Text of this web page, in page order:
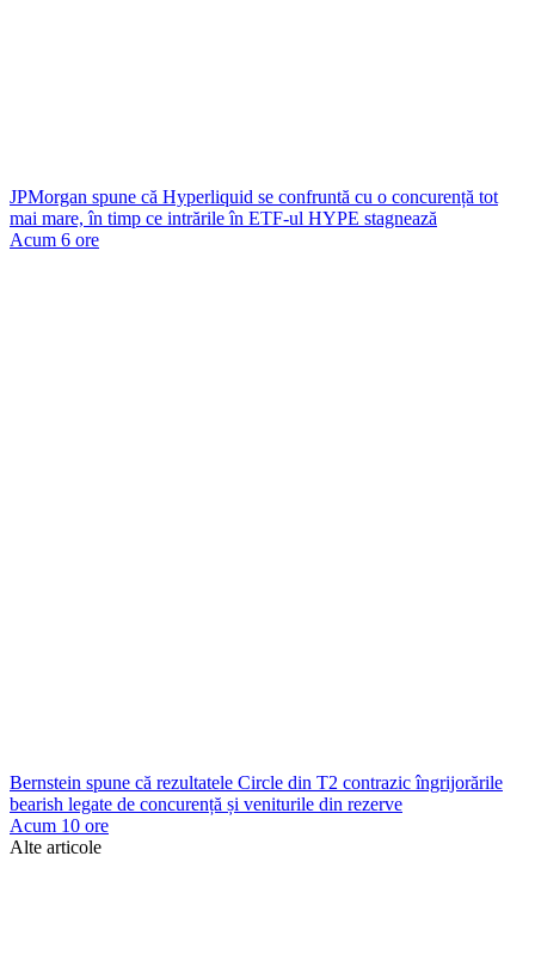
JPMorgan spune că Hyperliquid se confruntă cu o concurență tot
mai mare, în timp ce intrările în ETF-ul HYPE stagnează
Acum 6 ore
Bernstein spune că rezultatele Circle din T2 contrazic îngrijorările
bearish legate de concurență și veniturile din rezerve
Acum 10 ore
Alte articole